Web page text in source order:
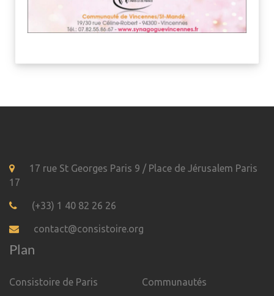
17 rue St Georges Paris 9 / Place de Jérusalem Paris
17
(+33) 1 40 82 26 26
contact@consistoire.org
Plan
Consistoire de Paris Communautés